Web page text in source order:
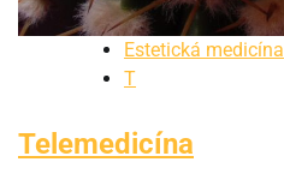
Estetická medicína
T
Telemedicína